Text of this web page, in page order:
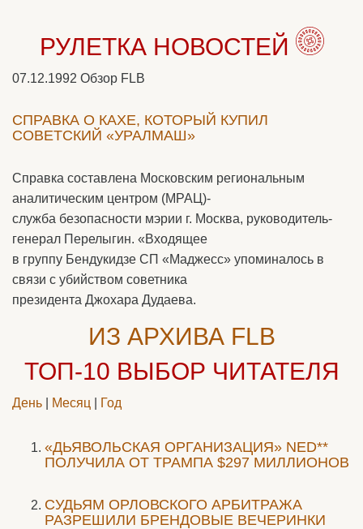
РУЛЕТКА НОВОСТЕЙ
07.12.1992 Обзор FLB
СПРАВКА О КАХЕ, КОТОРЫЙ КУПИЛ
СОВЕТСКИЙ «УРАЛМАШ»
Справка составлена Московским региональным
аналитическим центром (МРАЦ)-
служба безопасности мэрии г. Москва, руководитель-
генерал Перелыгин. «Входящее
в группу Бендукидзе СП «Маджесс» упоминалось в
связи с убийством советника
президента Джохара Дудаева.
ИЗ АРХИВА FLB
ТОП-10 ВЫБОР ЧИТАТЕЛЯ
День Месяц Год
«ДЬЯВОЛЬСКАЯ ОРГАНИЗАЦИЯ» NED**
ПОЛУЧИЛА ОТ ТРАМПА $297 МИЛЛИОНОВ
CУДЬЯМ ОРЛОВСКОГО АРБИТРАЖА
РАЗРЕШИЛИ БРЕНДОВЫЕ ВЕЧЕРИНКИ